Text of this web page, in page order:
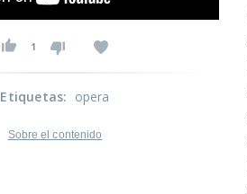
1
Etiquetas: opera
Sobre el contenido